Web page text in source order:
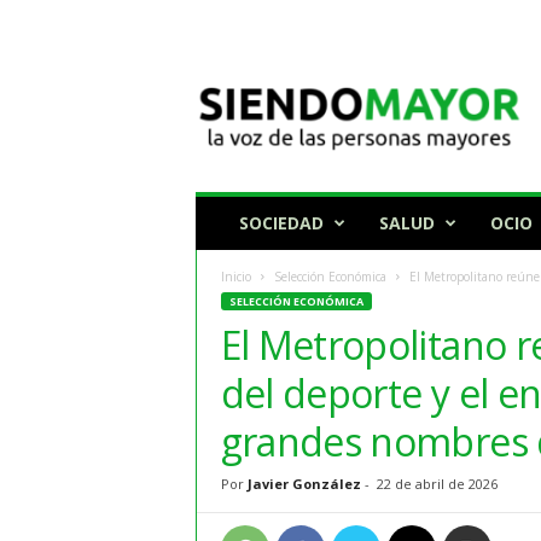
a
SOCIEDAD SALUD OCIO
Inicio Selección Económica El Metropolitano
SELECCIÓN ECONÓMICA
El Metropolitano
del deporte y el
grandes nombres
Por Javier González - 22 de abril de 2026